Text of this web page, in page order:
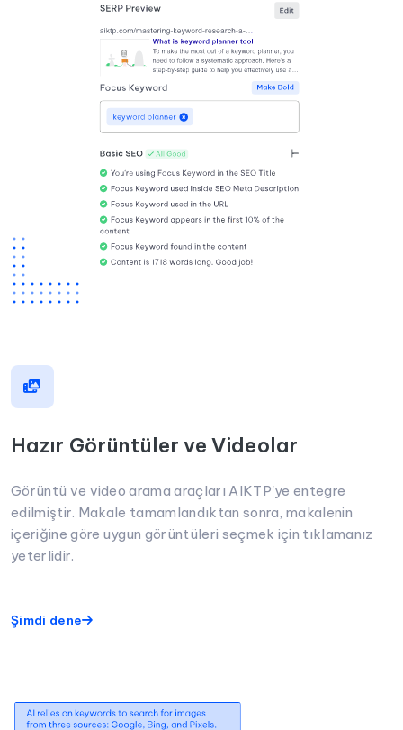
Hazır Görüntüler ve Videolar
Görüntü ve video arama araçları AIKTP'ye entegre
edilmiştir. Makale tamamlandıktan sonra, makalenin
içeriğine göre uygun görüntüleri seçmek için tıklamanız
yeterlidir.
Şimdi dene